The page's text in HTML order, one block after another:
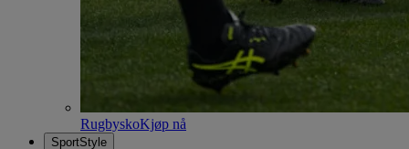
RugbyskoKjøp nå
SportStyle